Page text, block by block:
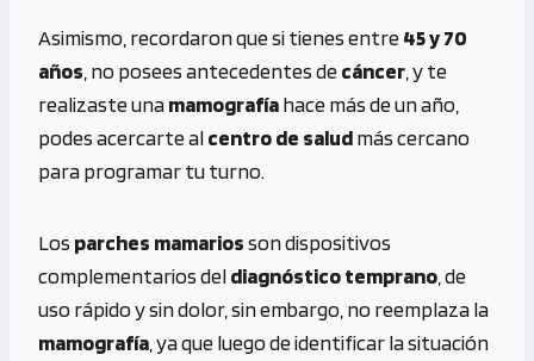
p
Asimismo, recordaron que si tienes entre45 y 70
años , no posees antecedentes decáncer , y te
realizaste unamamografíahace más de un año,
podes acercarte alcentro de saludmás cercano
para programar tu turno.
Los parches mamariosson dispositivos
complementarios deldiagnóstico temprano , de
uso rápido y sin dolor, sin embargo, no reemplaza la
mamografía , ya que luego de identificar la situación